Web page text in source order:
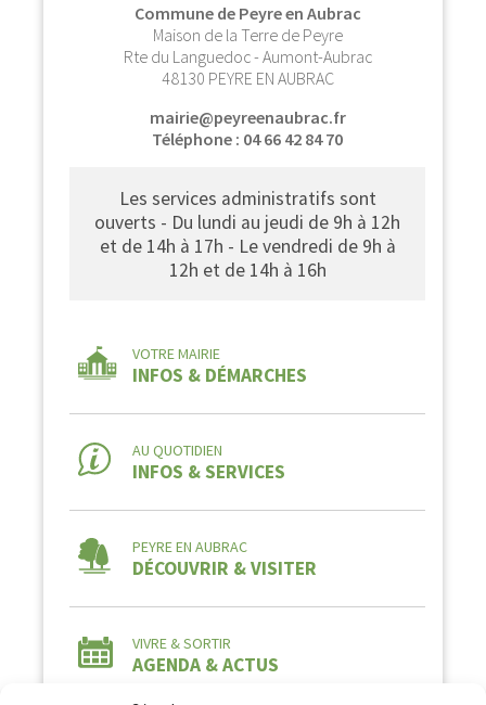
Les services administratifs sont
ouverts - Du lundi au jeudi de 9h à 12h
et de 14h à 17h - Le vendredi de 9h à
12h et de 14h à 16h
Commune de Peyre en Aubrac
Maison de la Terre de Peyre
Rte du Languedoc - Aumont-Aubrac
48130 PEYRE EN AUBRAC
mairie@peyreenaubrac.fr
Téléphone : 04 66 42 84 70
VOTRE MAIRIE
INFOS & DÉMARCHES
AU QUOTIDIEN
INFOS & SERVICES
PEYRE EN AUBRAC
DÉCOUVRIR & VISITER
VIVRE & SORTIR
AGENDA & ACTUS